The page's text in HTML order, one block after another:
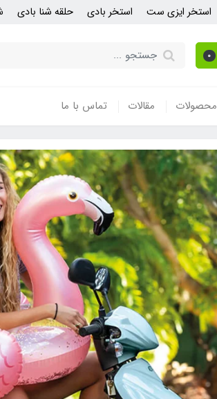
استخر ایزی ست استخر بادی حلقه شنا بادی
0
محصولات مقالات تماس با ما